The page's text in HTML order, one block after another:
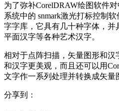
为了弥补CorelDRAW绘图软件
系统中的 snmark激光打标控制软
字字库，它具有几十种字体，
平面汉字等各种艺术汉字。
相对于点阵扫描，矢量图形和
和汉字更美观，而且还可以用
文字作一系列处理并转换成矢量
分享到：